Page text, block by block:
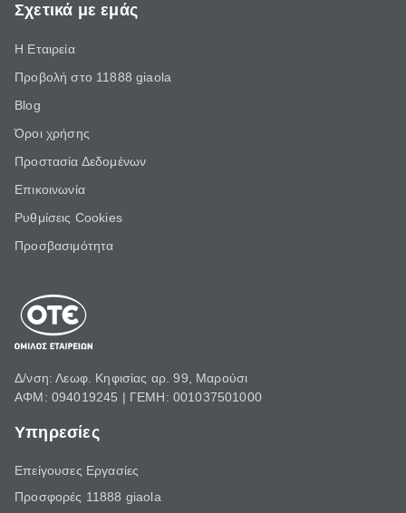
Σχετικά με εμάς
Η Εταιρεία
Προβολή στο 11888 giaola
Blog
Όροι χρήσης
Προστασία Δεδομένων
Επικοινωνία
Ρυθμίσεις Cookies
Προσβασιμότητα
Δ/νση: Λεωφ. Κηφισίας αρ. 99, Μαρούσι
ΑΦΜ: 094019245 | ΓΕΜΗ: 001037501000
Υπηρεσίες
Επείγουσες Εργασίες
Προσφορές 11888 giaola